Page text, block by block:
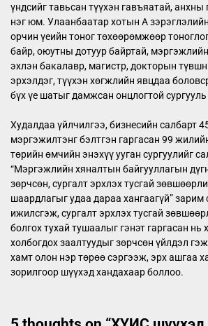
үндсийг тавьсан түүхэн гавъяатай, анхны
нэг юм. Улаанбаатар хотын А
орчин үеийн тоног төхөөрөмжөөр
байр, оюутны дотуур байртай,
эхлэн бакалавр, магистр, докторын
эрхэлдэг, түүхэн хөгжлийн явцдаа
бүх үе шатыг дамжсан онцлогтой
Худалдаа үйлчилгээ, бизнесийн салбарт
мэргэжилтэнг бэлтгэн гаргасан 99
төрийн өмчийн энэхүү ууган сургуулийг
“Мэргэжлийн хяналтын байгууллагын
зөрчсөн, сургалт эрхлэх тусгай
шаардлагыг удаа дараа хангаагүй” зарим
ижилсгэж, сургалт эрхлэх тусгай
болгох тухай тушаалыг гэнэт гаргасан нь
холбогдох заалтуудыг зөрчсөн үйлдэл
хамт олон нэр төрөө сэргээж, эрх ашгаа
зорилгоор шүүхэд хандахаар боллоо.